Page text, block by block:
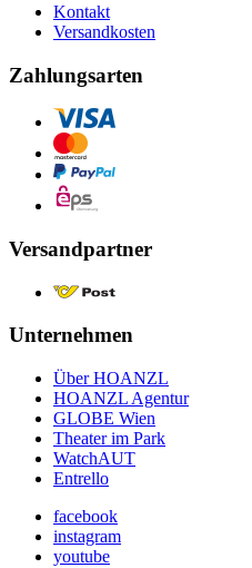
Kontakt
Versandkosten
Zahlungsarten
Versandpartner
Unternehmen
Über HOANZL
HOANZL Agentur
GLOBE Wien
Theater im Park
WatchAUT
Entrello
facebook
instagram
youtube